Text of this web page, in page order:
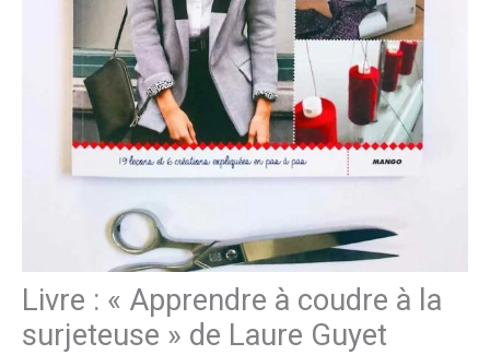
Livre : « Apprendre à coudre à la
surjeteuse » de Laure Guyet